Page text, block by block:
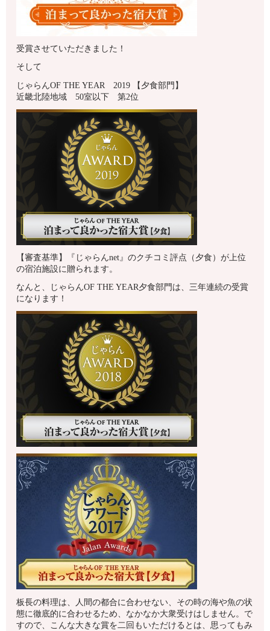
受賞させていただきました！
そして
じゃらんOF THE YEAR 2019 【夕食部門】
近畿北陸地域 50室以下 第2位
【審査基準】『じゃらんnet』のクチコミ評点（夕食）が上位
の宿泊施設に贈られます。
なんと、じゃらんOF THE YEAR夕食部門は、三年連続の受賞
になります！
板長の料理は、人間の都合に合わせない、その時の海や魚の状
態に徹底的に合わせるため、なかなか大衆受けはしません。で
すので、こんな大きな賞を二回もいただけるとは、思ってもみ